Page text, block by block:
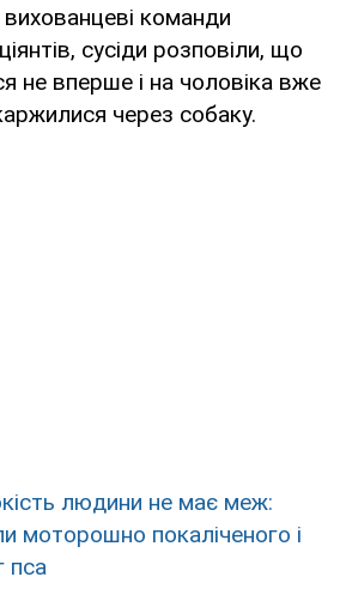
команди
сусіди розповіли, що
не вперше і на чоловіка вже
через собаку.
людини не має меж:
моторошно покаліченого і
пса